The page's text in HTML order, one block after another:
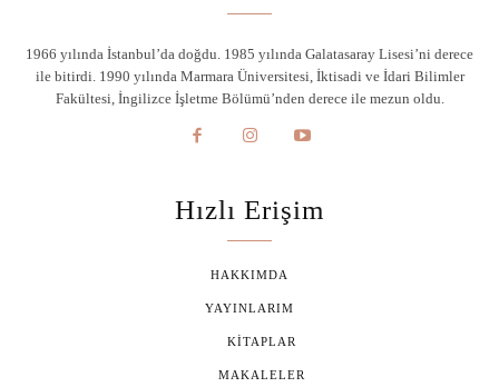
1966 yılında İstanbul’da doğdu. 1985 yılında Galatasaray Lisesi’ni derece
ile bitirdi. 1990 yılında Marmara Üniversitesi, İktisadi ve İdari Bilimler
Fakültesi, İngilizce İşletme Bölümü’nden derece ile mezun oldu.
Hızlı Erişim
HAKKIMDA
YAYINLARIM
KITAPLAR
MAKALELER